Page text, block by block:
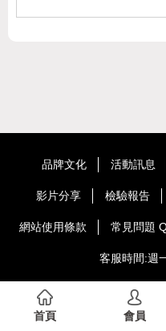
品牌文化 活動訊息
影片分享 檢驗報告
網站使用條款 常見問題
客服時間:週
Copyright © HOME BROWN
首頁
會員